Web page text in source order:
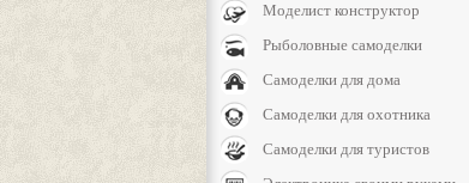
Моделист конструктор
Рыболовные самоделки
Самоделки для дома
Самоделки для охотника
Самоделки для туристов